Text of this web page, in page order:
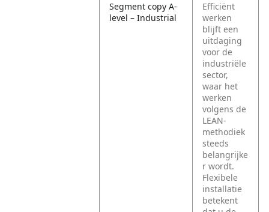
Segment copy A-
level – Industrial
Efficiënt
werken
blijft een
uitdaging
voor de
industriële
sector,
waar het
werken
volgens de
LEAN-
methodiek
steeds
belangrijke
r wordt.
Flexibele
installatie
betekent